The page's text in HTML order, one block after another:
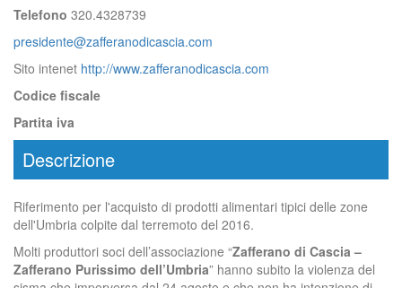
Telefono 320.4328739
presidente@zafferanodicascia.com
Sito intenet http://www.zafferanodicascia.com
Codice fiscale
Partita iva
Descrizione
Riferimento per l'acquisto di prodotti alimentari tipici delle zone
dell'Umbria colpite dal terremoto del 2016.
Molti produttori soci dell’associazione “Zafferano di Cascia –
Zafferano Purissimo dell’Umbria” hanno subito la violenza del